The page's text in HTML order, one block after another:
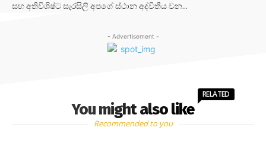
සහ අතිවිශිෂ්ට සැරසිලි අපගේ ස්ථාන අද්විතීය වන...
- Advertisement -
You might also like
RELATED
Recommended to you